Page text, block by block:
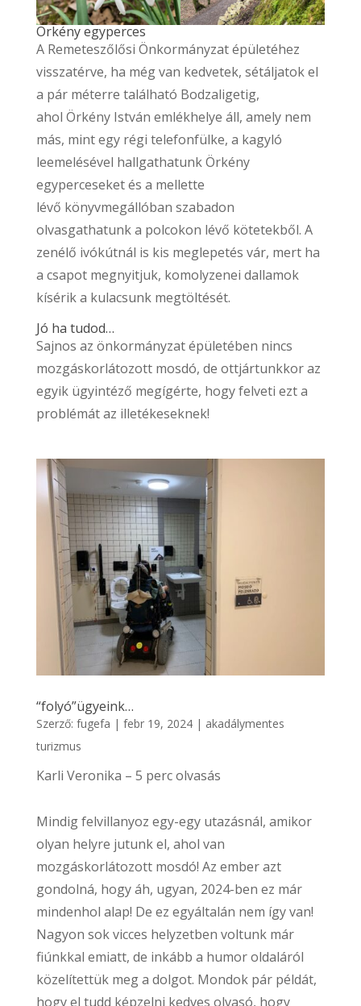
Örkény egyperces
A Remeteszőlősi Önkormányzat épületéhez
visszatérve, ha még van kedvetek, sétáljatok el
a pár méterre található Bodzaligetig,
ahol Örkény István emlékhelye áll, amely nem
más, mint egy régi telefonfülke, a kagyló
leemelésével hallgathatunk Örkény
egyperceseket és a mellette
lévő könyvmegállóban szabadon
olvasgathatunk a polcokon lévő kötetekből. A
zenélő ivókútnál is kis meglepetés vár, mert ha
a csapot megnyitjuk, komolyzenei dallamok
kísérik a kulacsunk megtöltését.
Jó ha tudod…
Sajnos az önkormányzat épületében nincs
mozgáskorlátozott mosdó, de ottjártunkkor az
egyik ügyintéző megígérte, hogy felveti ezt a
problémát az illetékeseknek!
“folyó”ügyeink…
Szerző: fugefa | febr 19, 2024| akadálymentes
turizmus
Karli Veronika – 5 perc olvasás
Mindig felvillanyoz egy-egy utazásnál, amikor
olyan helyre jutunk el, ahol van
mozgáskorlátozott mosdó! Az ember azt
gondolná, hogy áh, ugyan, 2024-ben ez már
mindenhol alap! De ez egyáltalán nem így van!
Nagyon sok vicces helyzetben voltunk már
fiúnkkal emiatt, de inkább a humor oldaláról
közelítettük meg a dolgot. Mondok pár példát,
hogy el tudd képzelni kedves olvasó, hogy